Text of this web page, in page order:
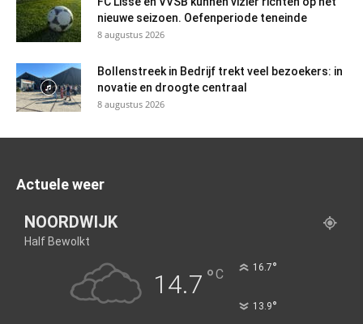
nieuwe seizoen. Oefenperiode teneinde
8 augustus 2026
Bollenstreek in Bedrijf trekt veel bezoekers: in
novatie en droogte centraal
8 augustus 2026
Actuele weer
NOORDWIJK
Half Bewolkt
14.7 °C 16.7°
13.9°